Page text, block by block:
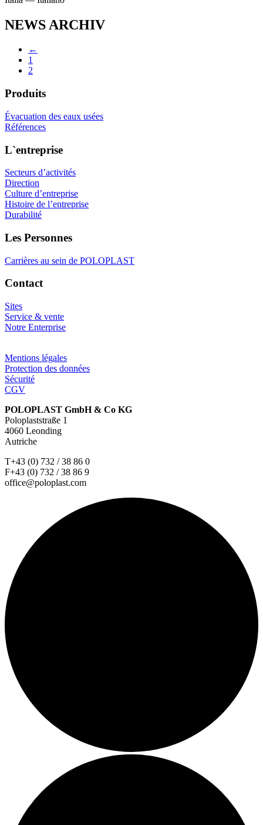
NEWS ARCHIV
←
1
2
Produits
Évacuation des eaux usées
Références
L`entreprise
Secteurs d’activités
Direction
Culture d’entreprise
Histoire de l’entreprise
Durabilité
Les Personnes
Carrières au sein de POLOPLAST
Contact
Sites
Service & vente
Notre Enterprise
Mentions légales
Protection des données
Sécurité
CGV
POLOPLAST GmbH & Co KG
Poloplaststraße 1
4060 Leonding
Autriche
T+43 (0) 732 / 38 86 0
F+43 (0) 732 / 38 86 9
office@poloplast.com